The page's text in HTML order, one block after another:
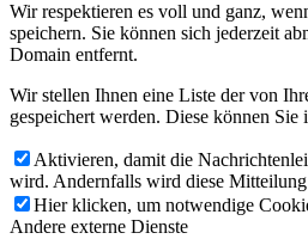
Wir respektieren es voll und ganz,
speichern. Sie können sich jederzeit
Domain entfernt.
Wir stellen Ihnen eine Liste der von
gespeichert werden. Diese können
Aktivieren, damit die
wird. Andernfalls wird diese Mitteilung
Hier klicken, um notwendige
Andere externe Dienste